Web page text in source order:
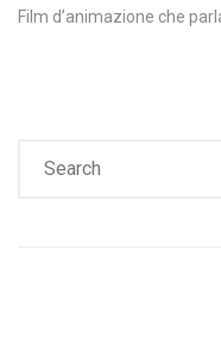
Film d’animazione che